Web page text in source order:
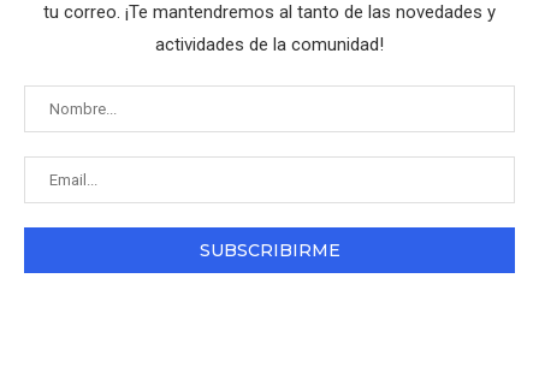
tu correo. ¡Te mantendremos al tanto de las novedades y
actividades de la comunidad!